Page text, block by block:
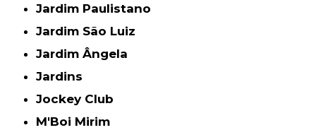
Jardim Paulistano
Jardim São Luiz
Jardim Ângela
Jardins
Jockey Club
M'Boi Mirim